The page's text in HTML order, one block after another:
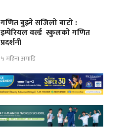
गणित बुझ्ने सजिलो बाटो :
इम्पेरियल वर्ल्ड स्कुलको गणित
प्रदर्शनी
५ महिना अगाडि